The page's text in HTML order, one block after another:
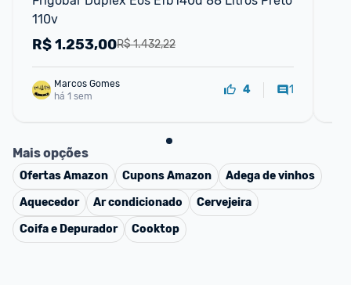
110v
R$ 1.432,22
R$1.253,00
Marcos Gomes
há 1 sem
4 1
Mais opções
OfertasAmazon CuponsAmazon
Adega de vinhos
Aquecedor
Ar condicionado
Cervejeira
Coifa e Depurador
Cooktop